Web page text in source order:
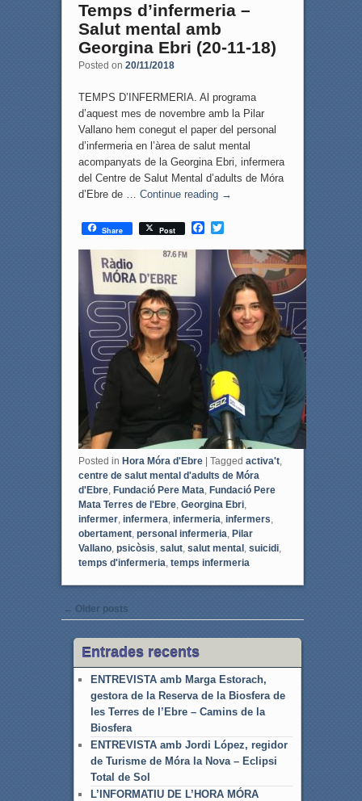
Temps d’infermeria –
Salut mental amb
Georgina Ebri (20-11-18)
Posted on 20/11/2018
TEMPS D’INFERMERIA. Al programa
d’aquest mes de novembre amb la Pilar
Vallano hem conegut el paper del personal
d’infermeria en l’àrea de salut mental
acompanyats de la Georgina Ebri, infermera
del Centre de Salut Mental d’adults de Móra
d’Ebre de … Continue reading →
Share Post
F
c
o
T
i
e
r
Posted in Hora Móra d'Ebre | Tagged activa't,
centre de salut mental d'adults de Móra
d'Ebre, Fundació Pere Mata Fundació Pere
Mata Terres de l'Ebre, Georgina Ebri,
infermer, infermera infermeria infermers
obertament, personal infermeria Pilar
Vallano, psicòsis salut, salut mental, suicidi,
temps d'infermeria temps infermeria
Post navigation
← Older posts
Entrades recents
ENTREVISTA amb Marga Estorach,
gestora de la Reserva de la Biosfera de
les Terres de l’Ebre – Camins de la
Biosfera
ENTREVISTA amb Jordi López, regidor
de Turisme de Móra la Nova – Eclipsi
Total de Sol
L’INFORMATIU DE L’HORA MÓRA